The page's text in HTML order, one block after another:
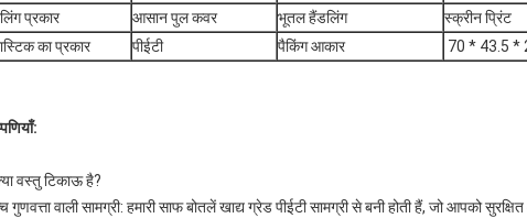
प्रकार
आसान पुल कवर भूतल हैंडलिंग
स्क्रीन प्रिंट
का प्रकार
पीईटी पैकिंग आकार 70 * 43.5 *
वस्तु टिकाऊ है?
गुणवत्ता वाली सामग्री: हमारी साफ बोतलें खाद्य ग्रेड पीईटी सामग्री से बनी होती हैं, जो आपको